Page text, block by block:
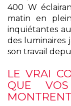
400 W
matin en
inquiétantes
des luminaires
son travail
LE VRAI
QUE